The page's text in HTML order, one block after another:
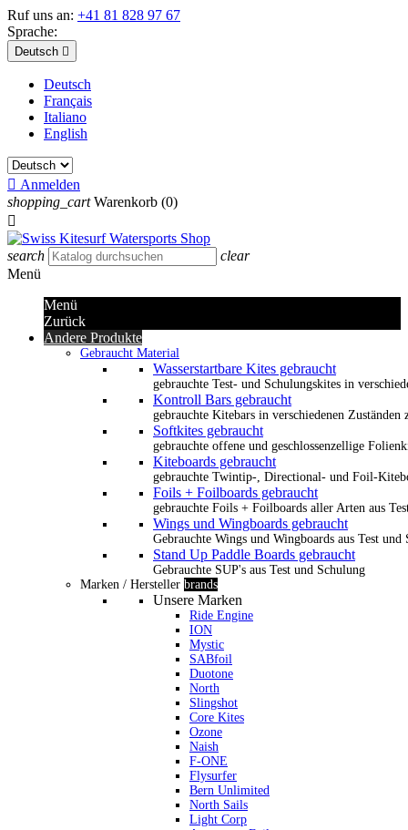
Ruf uns an: +41 81 828 97 67
Sprache:
Deutsch 
Deutsch
Français
Italiano
English
 Anmelden
shopping_cart Warenkorb (0)

search
clear
Menü
Menü
Zurück
Andere Produkte
Gebraucht Material
Wasserstartbare Kites gebraucht
gebrauchte Test- und Schulungskites in
Kontroll Bars gebraucht
gebrauchte Kitebars in verschiedenen Zuständen
Softkites gebraucht
gebrauchte offene und geschlossenzellige
Kiteboards gebraucht
gebrauchte Twintip-, Directional- und Foil-
Foils + Foilboards gebraucht
gebrauchte Foils + Foilboards aller Arten aus
Wings und Wingboards gebraucht
Gebrauchte Wings und Wingboards aus Test und
Stand Up Paddle Boards gebraucht
Gebrauchte SUP's aus Test und Schulung
Marken / Hersteller brands
Unsere Marken
Ride Engine
ION
Mystic
SABfoil
Duotone
North
Slingshot
Core Kites
Ozone
Naish
F-ONE
Flysurfer
Bern Unlimited
North Sails
Light Corp